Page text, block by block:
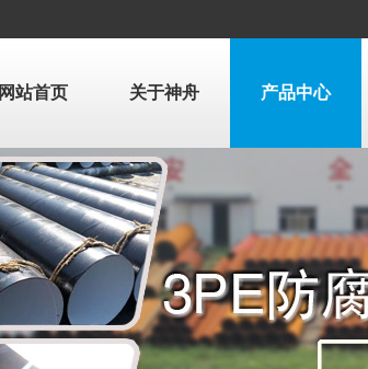
网站首页 关于神舟 产品中心